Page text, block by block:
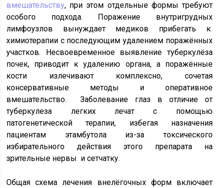
вмешательству, при этом отдельные формы требуют
особого подхода. Поражение внутригрудных
лимфоузлов вынуждает медиков прибегать к
химиотерапии с последующим удалением поражённых
участков. Несвоевременное выявление туберкулёза
почек, приводит к удалению органа, а поражённые
кости излечивают комплексно, сочетая
консервативные методы и оперативное
вмешательство. Заболевание глаз в отличие от
туберкулеза легких лечат с помощью
патогенетической терапии, избегая назначения
пациентам этамбутола из-за токсического
избирательного действия этого препарата на
зрительные нервы и сетчатку.
Общая схема лечения внелёгочных форм включает